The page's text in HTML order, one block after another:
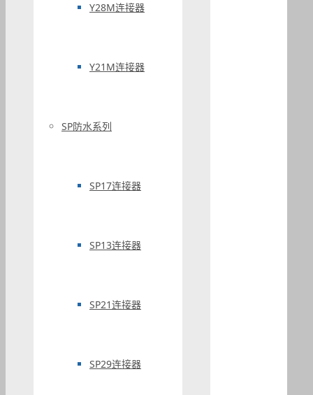
Y28M连接器
Y21M连接器
SP防水系列
SP17连接器
SP13连接器
SP21连接器
SP29连接器